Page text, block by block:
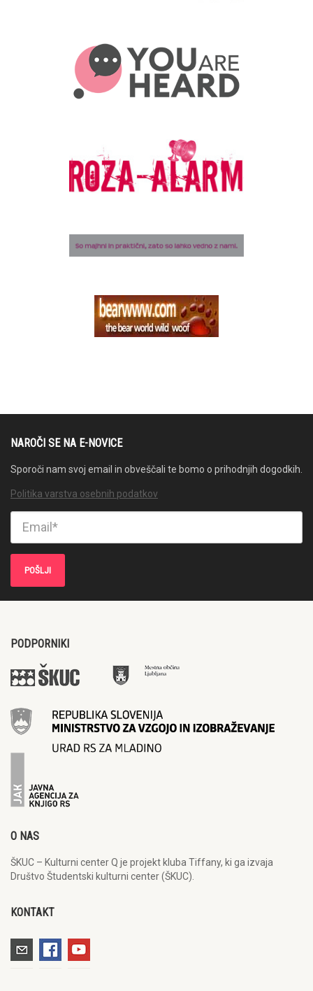
NAROČI SE NA E-NOVICE
Sporoči nam svoj email in obveščali te bomo o prihodnjih dogodkih.
Politika varstva osebnih podatkov
PODPORNIKI
O NAS
ŠKUC – Kulturni center Q je projekt kluba Tiffany, ki ga izvaja
Društvo Študentski kulturni center (ŠKUC).
KONTAKT